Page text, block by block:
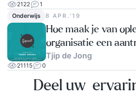
2122
1
Onderwijs
8 APR.‘19
Hoe maak je van
organisatie een
activiteit?
Tjip de Jong
21115 0
Deel uw